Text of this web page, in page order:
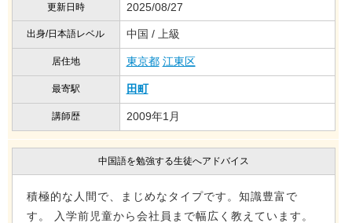
更新日時 2025/08/27
出身/日本語レベル 中国 / 上級
居住地 東京都 江東区
最寄駅 田町
講師歴 2009年1月
中国語を勉強する生徒へアドバイス
積極的な人間で、まじめなタイプです。知識豊富で
す。 入学前児童から会社員まで幅広く教えています。